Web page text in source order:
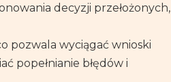
decyzji przełożonych,
pozwala wyciągać wnioski
popełnianie błędów i